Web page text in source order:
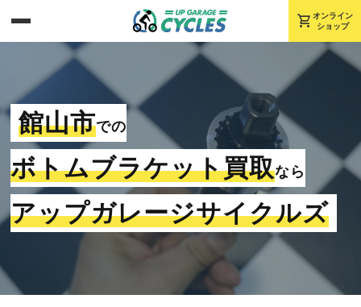
shopping_cart オンライン
ショップ
館山市での
ボトムブラケット買取なら
アップガレージサイクルズ